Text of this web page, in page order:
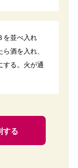
を並べ入れ
酒を入れ、
する。火が通
する